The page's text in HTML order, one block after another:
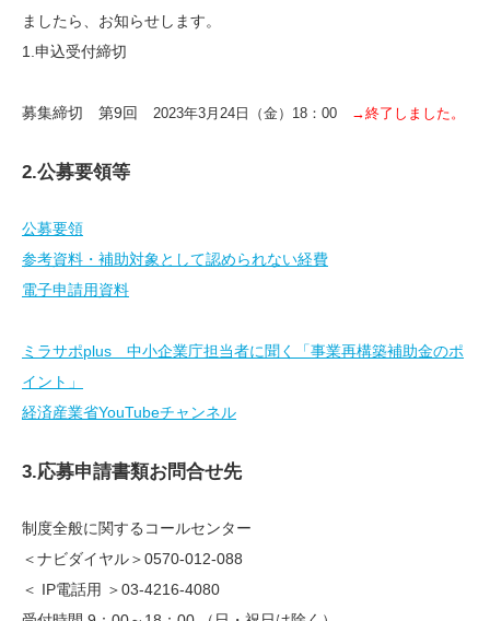
ましたら、お知らせします。
1.申込受付締切
募集締切 第9回 2023年3月24日（金）18：00 →終了しました。
2.公募要領等
公募要領
参考資料・補助対象として認められない経費
電子申請用資料
ミラサポplus 中小企業庁担当者に聞く「事業再構築補助金のポ
イント」
経済産業省YouTubeチャンネル
3.応募申請書類お問合せ先
制度全般に関するコールセンター
＜ナビダイヤル＞0570-012-088
＜ IP電話用 ＞03-4216-4080